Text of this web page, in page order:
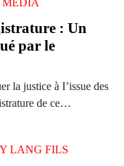
MEDIA
: Un
par le
la justice à I’issue des
de ce…
LANG FILS